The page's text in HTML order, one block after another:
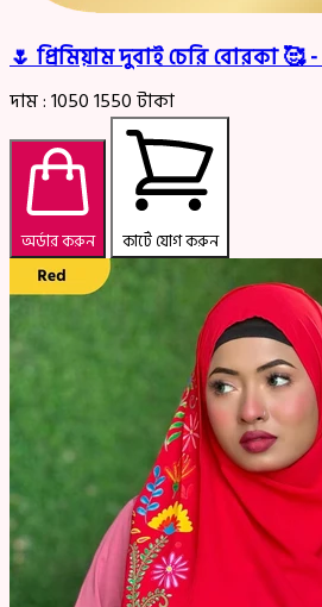
🌷 প্রিমিয়াম দুবাই চেরি বোরকা 🥰
দাম :10501550টাকা
অর্ডার করুন কার্টে যোগ করুন